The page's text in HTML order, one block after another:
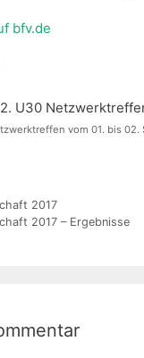
bfv.de
vom 01. bis 02.
2017
2017 – Ergebnisse